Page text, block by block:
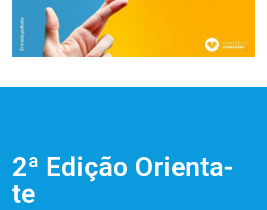
2ª Edição Orienta-
te